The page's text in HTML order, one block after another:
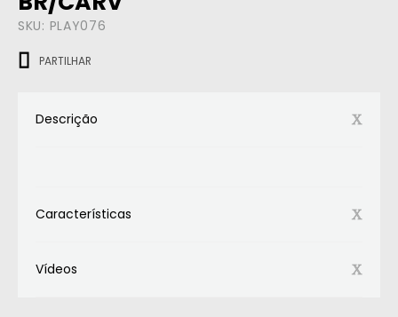
SKU: PLAY076
PARTILHAR
Descrição
Características
Vídeos